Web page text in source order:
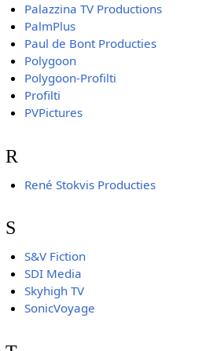
Palazzina TV Productions
PalmPlus
Paul de Bont Producties
Polygoon
Polygoon-Profilti
Profilti
PVPictures
R
René Stokvis Producties
S
S&V Fiction
SDI Media
Skyhigh TV
SonicVoyage